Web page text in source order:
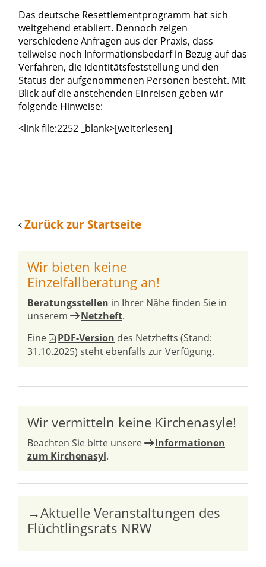
Das deutsche Resettlementprogramm hat sich
weitgehend etabliert. Dennoch zeigen
verschiedene Anfragen aus der Praxis, dass
teilweise noch Informationsbedarf in Bezug auf das
Verfahren, die Identitätsfeststellung und den
Status der aufgenommenen Personen besteht. Mit
Blick auf die anstehenden Einreisen geben wir
folgende Hinweise:
<link file:2252 _blank>[weiterlesen]
Zurück zur Startseite
Wir bieten keine
Einzelfallberatung an!
Beratungsstellen in Ihrer Nähe finden Sie in
unserem
Netzheft.
Eine
PDF-Version des Netzhefts (Stand:
31.10.2025) steht ebenfalls zur Verfügung.
Wir vermitteln keine Kirchenasyle!
Beachten Sie bitte unsere
Informationen
zum Kirchenasyl.
→Aktuelle Veranstaltungen des
Flüchtlingsrats NRW